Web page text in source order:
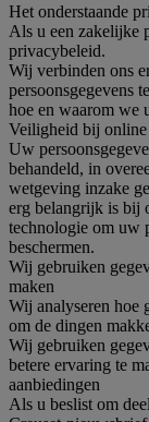
Het onderstaande
Als u een zakelijke
privacybeleid.
Wij verbinden ons
persoonsgegevens
hoe en waarom we
Veiligheid bij
Uw
behandeld, in
wetgeving inzake
erg belangrijk is bij
technologie om uw
beschermen.
Wij gebruiken
maken
Wij analyseren hoe
om de dingen
Wij gebruiken
betere ervaring te
aanbiedingen
Als u beslist om